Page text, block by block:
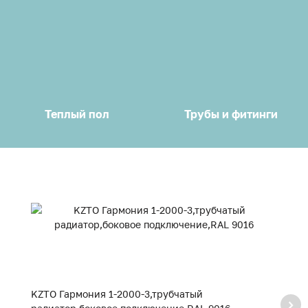
Теплый пол Трубы и фитинги
KZTO Гармония 1-2000-3,трубчатый